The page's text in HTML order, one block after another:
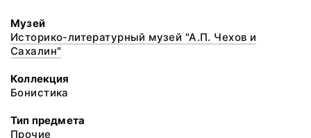
Музей
Историко-литературный музей "А.П. Чехов и
Сахалин"
Коллекция
Бонистика
Тип предмета
Прочие